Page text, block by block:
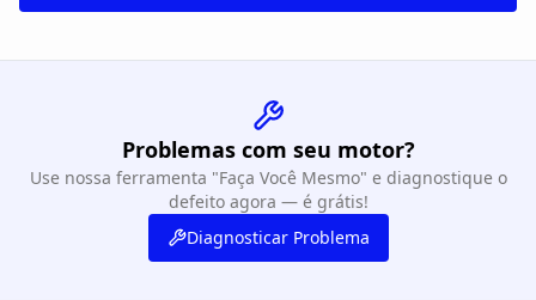
Problemas com seu motor?
Use nossa ferramenta "Faça Você Mesmo" e diagnostique o
defeito agora — é grátis!
Diagnosticar Problema